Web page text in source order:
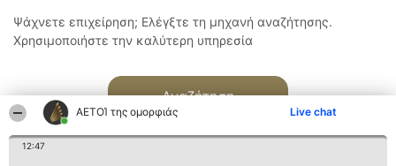
ΑΕΤΟΊ της ομορφιάς Live chat
12:47
Ψάχνετε επιχείρηση; Ελέγξτε τη μηχανή αναζήτησης.
Χρησιμοποιήστε την καλύτερη υπηρεσία
Αναζήτηση